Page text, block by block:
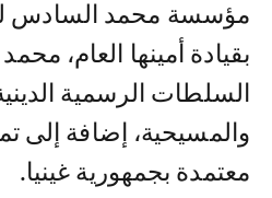
مؤسسة محمد السادس
بقيادة أمينها العام،
السلطات الرسمية
والمسيحية، إضافة إلى
معتمدة بجمهورية غينيا.